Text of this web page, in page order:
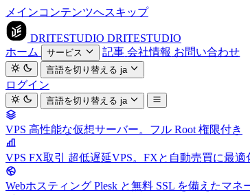
メインコンテンツへスキップ
DRITESTUDIO DRITESTUDIO
ホーム
サービス 記事 会社情報 お問い合わせ
言語を切り替える ja
ログイン
言語を切り替える ja
VPS 高性能な仮想サーバー。フル Root 権限付き
VPS FX取引 超低遅延VPS。FXと自動売買に最適
Webホスティング Plesk と無料 SSL を備えたマネ